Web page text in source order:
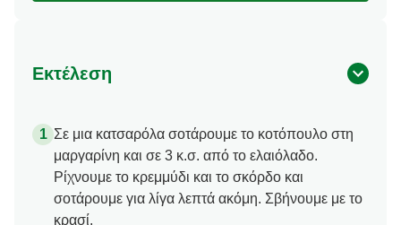
Εκτέλεση
Σε μια κατσαρόλα σοτάρουμε το κοτόπουλο στη
μαργαρίνη και σε 3 κ.σ. από το ελαιόλαδο.
Ρίχνουμε το κρεμμύδι και το σκόρδο και
σοτάρουμε για λίγα λεπτά ακόμη. Σβήνουμε με το
κρασί.